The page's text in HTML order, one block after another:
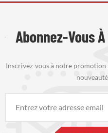
Abonnez-Vous
Inscrivez-vous à notre promotion